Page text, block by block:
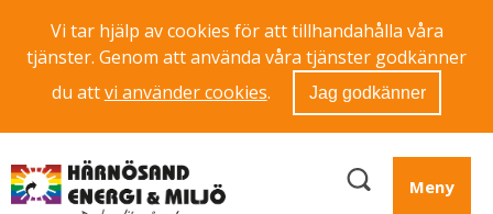
Vi tar hjälp av cookies för att tillhandahålla våra
tjänster. Genom att använda våra tjänster godkänner
du attvi använder cookies. Jag godkänner
Meny